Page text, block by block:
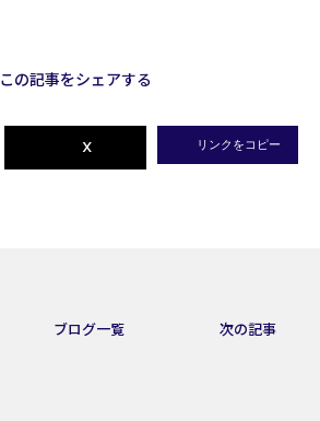
この記事をシェアする
X リンクをコピー
ブログ一覧 次の記事